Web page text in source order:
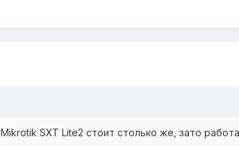
SXT Lite2 стоит столько же, зато